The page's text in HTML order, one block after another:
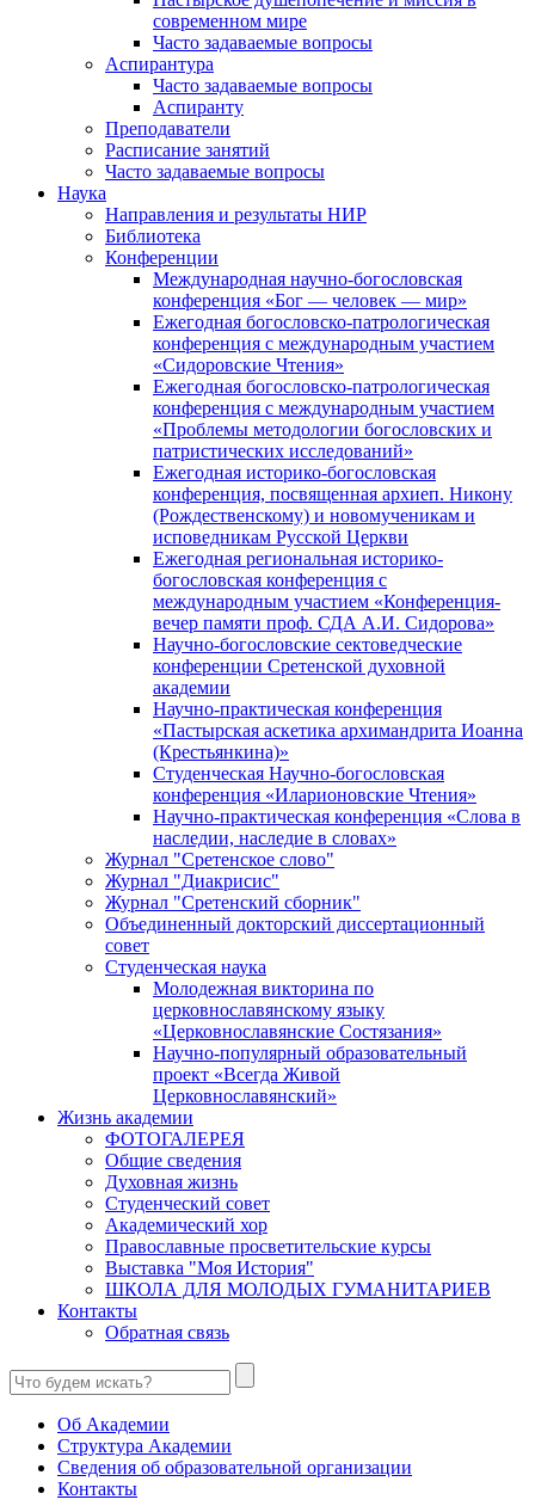
современном мире
Часто задаваемые вопросы
Аспирантура
Часто задаваемые вопросы
Аспиранту
Преподаватели
Расписание занятий
Часто задаваемые вопросы
Наука
Направления и результаты НИР
Библиотека
Конференции
Международная научно-богословская
конференция «Бог — человек — мир»
Ежегодная богословско-патрологическая
конференция с международным участием
«Сидоровские Чтения»
Ежегодная богословско-патрологическая
конференция с международным участием
«Проблемы методологии богословских и
патристических исследований»
Ежегодная историко-богословская
конференция, посвященная архиеп. Никону
(Рождественскому) и новомученикам и
исповедникам Русской Церкви
Ежегодная региональная историко-
богословская конференция с
международным участием «Конференция-
вечер памяти проф. СДА А.И. Сидорова»
Научно-богословские сектоведческие
конференции Сретенской духовной
академии
Научно-практическая конференция
«Пастырская аскетика архимандрита Иоанна
(Крестьянкина)»
Студенческая Научно-богословская
конференция «Иларионовские Чтения»
Научно-практическая конференция «Cлова в
наследии, наследие в словах»
Журнал "Сретенское слово"
Журнал "Диакрисис"
Журнал "Сретенский сборник"
Объединенный докторский диссертационный
совет
Студенческая наука
Молодежная викторина по
церковнославянскому языку
«Церковнославянские Состязания»
Научно-популярный образовательный
проект «Всегда Живой
Церковнославянский»
Жизнь академии
ФОТОГАЛЕРЕЯ
Общие сведения
Духовная жизнь
Студенческий совет
Академический хор
Православные просветительские курсы
Выставка "Моя История"
ШКОЛА ДЛЯ МОЛОДЫХ ГУМАНИТАРИЕВ
Контакты
Обратная связь
Об Академии
Структура Академии
Сведения об образовательной организации
Контакты